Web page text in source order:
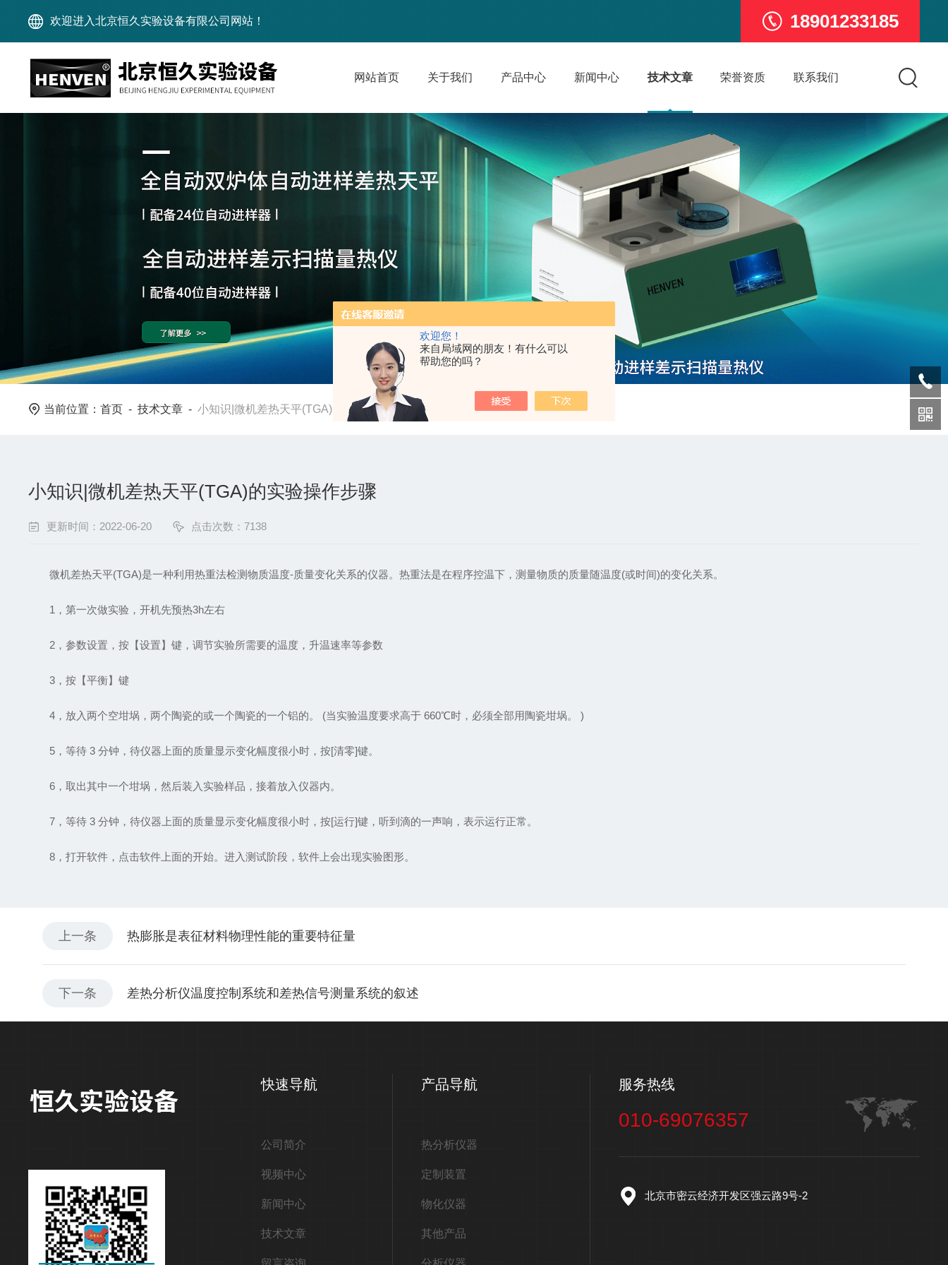
欢迎您！
来自局域网的朋友！有什么可以
帮助您的吗？
欢迎进入北京恒久实验设备有限公司网站！ 18901233185
网站首页 关于我们 产品中心 新闻中心 技术文章 荣誉资质 联系我们
当前位置：首页 -技术文章 -小知识|微机差热天平(TGA)的实验操作步骤
小知识|微机差热天平(TGA)的实验操作步骤
更新时间：2022-06-20 点击次数：7138
微机差热天平(TGA)是一种利用热重法检测物质温度-质量变化关系的仪器。热重法是在程序控温下，测量物质的质量随温度(或时间)的变化关系。
1，第一次做实验，开机先预热3h左右
2，参数设置，按【设置】键，调节实验所需要的温度，升温速率等参数
3，按【平衡】键
4，放入两个空坩埚，两个陶瓷的或一个陶瓷的一个铝的。 (当实验温度要求高于 660℃时，必须全部用陶瓷坩埚。 )
5，等待 3 分钟，待仪器上面的质量显示变化幅度很小时，按[清零]键。
6，取出其中一个坩埚，然后装入实验样品，接着放入仪器内。
7，等待 3 分钟，待仪器上面的质量显示变化幅度很小时，按[运行]键，听到滴的一声响，表示运行正常。
8，打开软件，点击软件上面的开始。进入测试阶段，软件上会出现实验图形。
上一条 热膨胀是表征材料物理性能的重要特征量
下一条 差热分析仪温度控制系统和差热信号测量系统的叙述
快速导航
公司简介
视频中心
新闻中心
技术文章
产品导航
热分析仪器
定制装置
物化仪器
其他产品
服务热线
010-69076357
北京市密云经济开发区强云路9号-2